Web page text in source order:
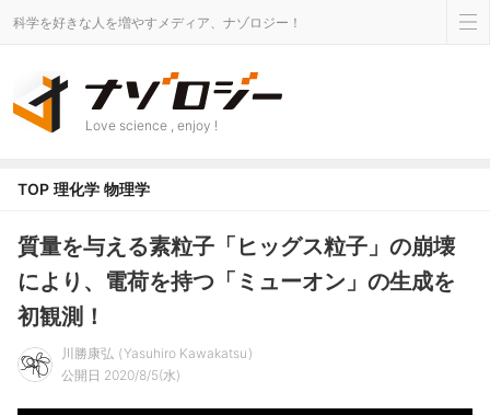
科学を好きな人を増やすメディア、ナゾロジー！
Love science , enjoy !
TOP 理化学 物理学
質量を与える素粒子「ヒッグス粒子」の崩壊
により、電荷を持つ「ミューオン」の生成を
初観測！
川勝康弘
Yasuhiro Kawakatsu
公開日 2020/8/5(水)